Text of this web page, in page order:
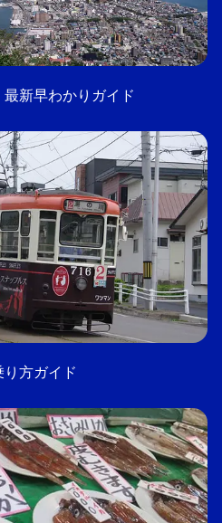
新早わかりガイド
方ガイド